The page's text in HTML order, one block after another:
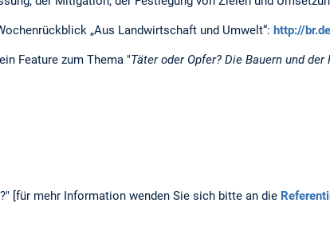
„Aus Landwirtschaft und Umwelt“: http://
Feature zum Thema "Täter oder Opfer? Die Bauern und der
[für mehr Information wenden Sie sich bitte an die